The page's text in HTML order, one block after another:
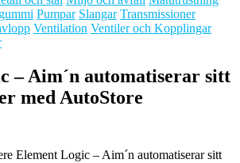
Pumpar Slangar Transmissioner
Ventilation Ventiler och Kopplingar
– Aim´n automatiserar sitt
med AutoStore